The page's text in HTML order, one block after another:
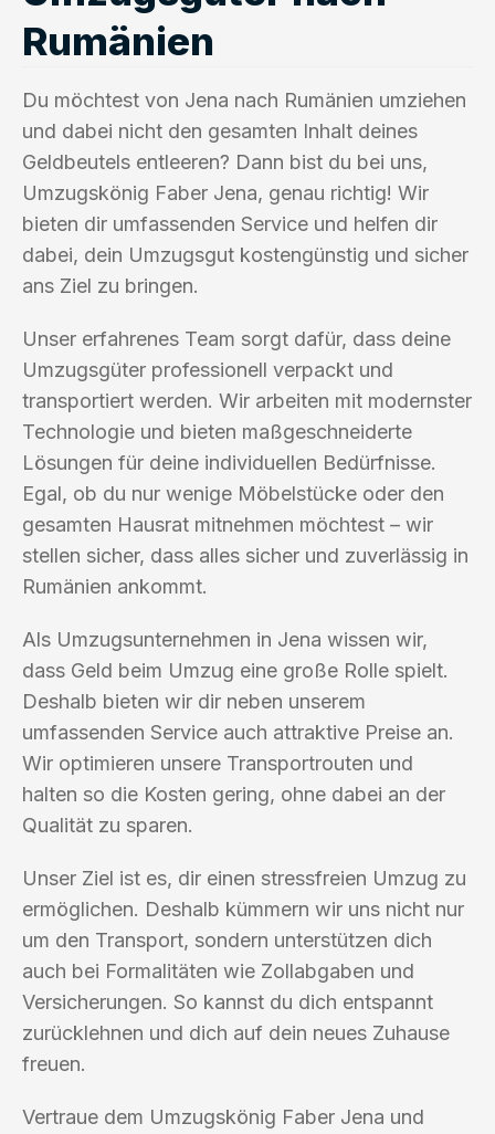
Rumänien
Du möchtest von Jena nach Rumänien umziehen
und dabei nicht den gesamten Inhalt deines
Geldbeutels entleeren? Dann bist du bei uns,
Umzugskönig Faber Jena, genau richtig! Wir
bieten dir umfassenden Service und helfen dir
dabei, dein Umzugsgut kostengünstig und sicher
ans Ziel zu bringen.
Unser erfahrenes Team sorgt dafür, dass deine
Umzugsgüter professionell verpackt und
transportiert werden. Wir arbeiten mit modernster
Technologie und bieten maßgeschneiderte
Lösungen für deine individuellen Bedürfnisse.
Egal, ob du nur wenige Möbelstücke oder den
gesamten Hausrat mitnehmen möchtest – wir
stellen sicher, dass alles sicher und zuverlässig in
Rumänien ankommt.
Als Umzugsunternehmen in Jena wissen wir,
dass Geld beim Umzug eine große Rolle spielt.
Deshalb bieten wir dir neben unserem
umfassenden Service auch attraktive Preise an.
Wir optimieren unsere Transportrouten und
halten so die Kosten gering, ohne dabei an der
Qualität zu sparen.
Unser Ziel ist es, dir einen stressfreien Umzug zu
ermöglichen. Deshalb kümmern wir uns nicht nur
um den Transport, sondern unterstützen dich
auch bei Formalitäten wie Zollabgaben und
Versicherungen. So kannst du dich entspannt
zurücklehnen und dich auf dein neues Zuhause
freuen.
Vertraue dem Umzugskönig Faber Jena und